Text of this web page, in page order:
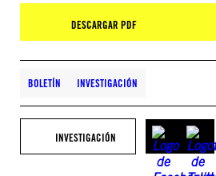
DESCARGAR PDF
BOLETÍN INVESTIGACIÓN
INVESTIGACIÓN